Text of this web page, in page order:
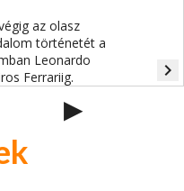
az olasz
történetét a
Leonardo
Ferrariig.
navigate_next
▶